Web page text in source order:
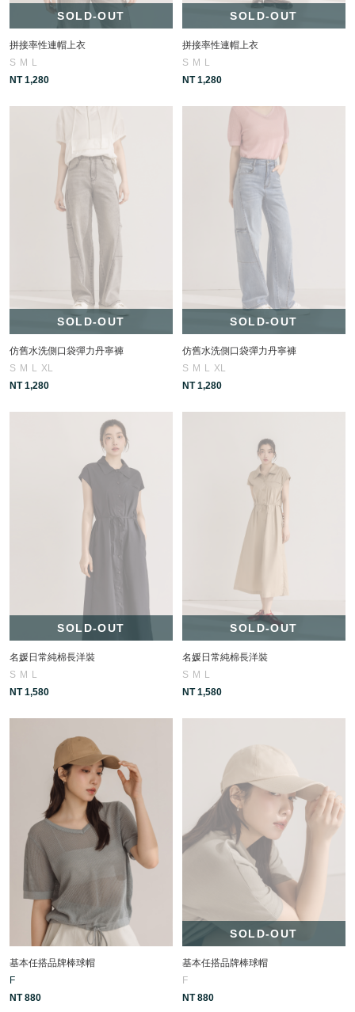
SOLD-OUT
拼接率性連帽上衣
S M
L
NT 1,280
SOLD-OUT
拼接率性連帽上衣
S M
L
NT 1,280
SOLD-OUT
仿舊水洗側口袋彈力丹寧褲
S M L XL
NT 1,280
SOLD-OUT
仿舊水洗側口袋彈力丹寧褲
S M L XL
NT 1,280
SOLD-OUT
名媛日常純棉長洋裝
S M L
NT 1,580
SOLD-OUT
名媛日常純棉長洋裝
S M L
NT 1,580
基本任搭品牌棒球帽
F
NT 880
SOLD-OUT
基本任搭品牌棒球帽
F
NT 880